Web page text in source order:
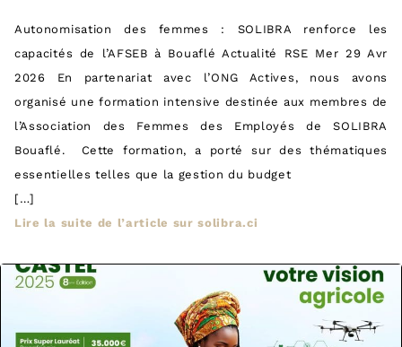
Autonomisation des femmes : SOLIBRA renforce les
capacités de l’AFSEB à Bouaflé Actualité RSE Mer 29 Avr
2026 En partenariat avec l’ONG Actives, nous avons
organisé une formation intensive destinée aux membres de
l’Association des Femmes des Employés de SOLIBRA
Bouaflé. Cette formation, a porté sur des thématiques
essentielles telles que la gestion du budget
[…]
Lire la suite de l’article sur solibra.ci